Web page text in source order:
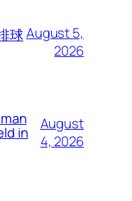
球August 5,
2026
in
August
4, 2026